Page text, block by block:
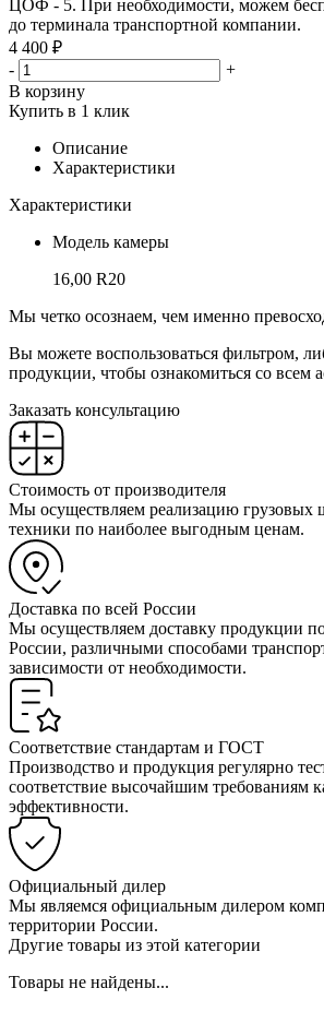
ЦОФ - 5. При необходимости, можем
до терминала транспортной компании.
4 400 ₽
-
+
В корзину
Купить в 1 клик
Описание
Характеристики
Характеристики
Модель камеры
16,00 R20
Мы четко осознаем, чем именно
Вы можете воспользоваться фильтром,
продукции, чтобы ознакомиться со всем
Заказать консультацию
Стоимость от производителя
Мы осуществляем реализацию грузовых
техники по наиболее выгодным ценам.
Доставка по всей России
Мы осуществляем доставку продукции
России, различными способами
зависимости от необходимости.
Соответствие стандартам и ГОСТ
Производство и продукция регулярно
соответствие высочайшим требованиям
эффективности.
Официальный дилер
Мы являемся официальным дилером
территории России.
Другие товары из этой категории
Товары не найдены...